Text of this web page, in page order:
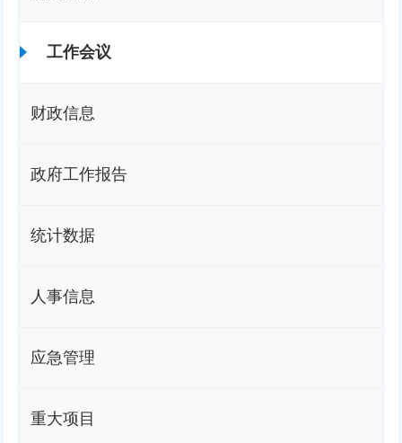
工作会议
财政信息
政府工作报告
统计数据
人事信息
应急管理
重大项目